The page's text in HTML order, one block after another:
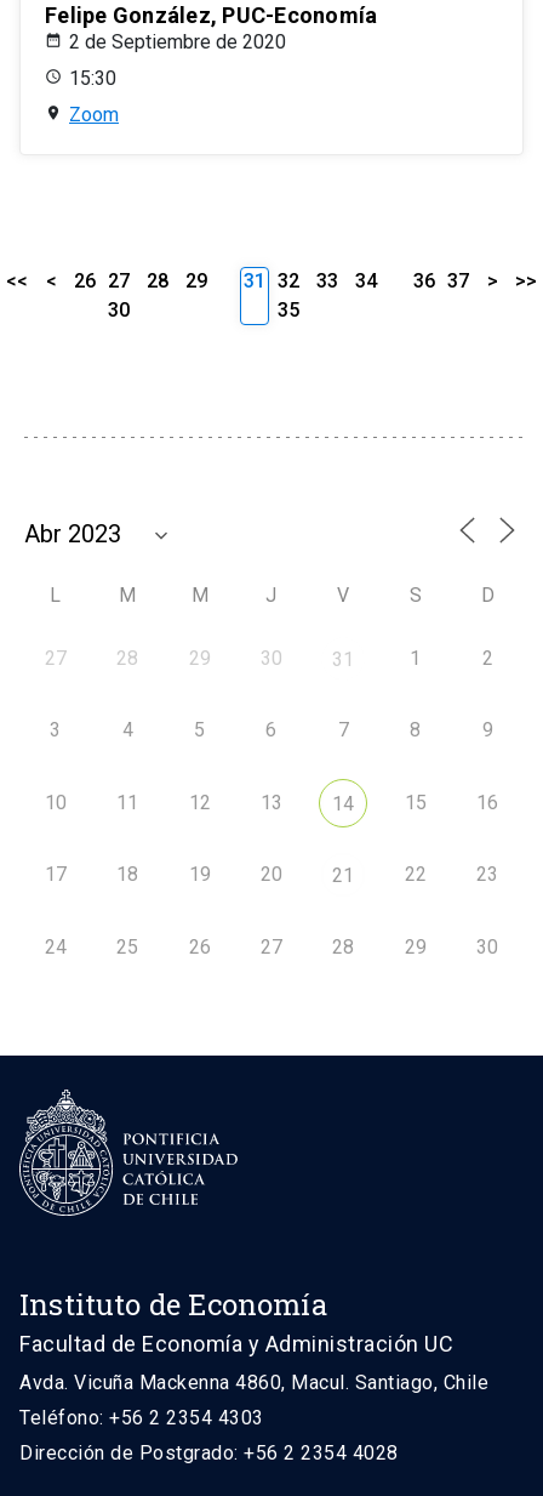
Felipe González, PUC-Economía
2 de Septiembre de 2020
15:30
Zoom
<< < 26 27 28
29
30
31 32 33
34
35
36 37 > >>
L M M J V S D
27 28 29 30 31 1 2
3 4 5 6 7 8 9
10 11 12 13 14 15 16
17 18 19 20 21 22 23
24 25 26 27 28 29 30
Instituto de Economía
Facultad de Economía y Administración UC
Avda. Vicuña Mackenna 4860, Macul. Santiago, Chile
Teléfono: +56 2 2354 4303
Dirección de Postgrado: +56 2 2354 4028